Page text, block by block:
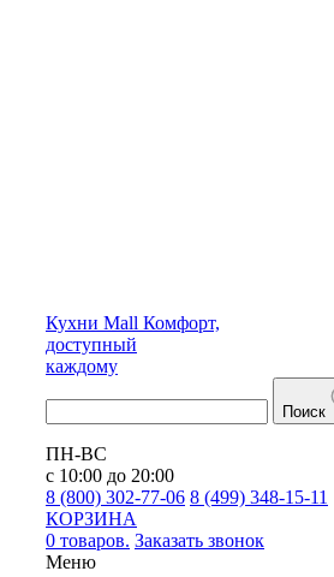
Кухни Mall Комфорт,
доступный
каждому
Поиск
ПН-ВС
с 10:00 до 20:00
8 (800) 302-77-06 8 (499) 348-15-11
КОРЗИНА
0 товаров. Заказать звонок
Меню